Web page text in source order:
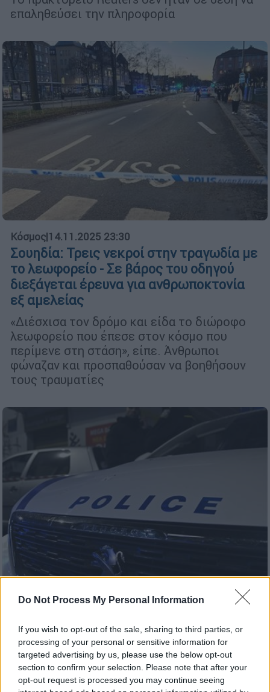
Do Not Process My Personal Information
If you wish to opt-out of the sale, sharing to third parties, or
processing of your personal or sensitive information for
targeted advertising by us, please use the below opt-out
section to confirm your selection. Please note that after your
opt-out request is processed you may continue seeing
επαληθεύσει την πληροφορία
Κόσμος|14.11.2025 23:30
Σουηδία: Τρεις νεκροί στην τραγωδία με
το λεωφορείο - Σε βάρος του οδηγού
διεξάγεται έρευνα για ανθρωποκτονία
εξ αμελείας
«Διέσχισα τον δρόμο και είδα το διώροφο
λεωφορείο που έπεσε στον κόσμο που
περίμενε στη στάση», είπε. Άνθρωποι
φώναζαν και προσπαθούσαν να βοηθήσουν
τους τραυματίες
Ελλάδα|14.11.2025 23:13
απόβλητα σε προστατευμένη ζώνη
κοντά στον Αξιό
Χρησιμοποίησε βυτιοφόρο, ιδιοκτησίας της
εταιρείας, το οποίο οδηγούσε ο ίδιος